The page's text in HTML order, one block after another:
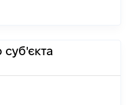
суб'єкта